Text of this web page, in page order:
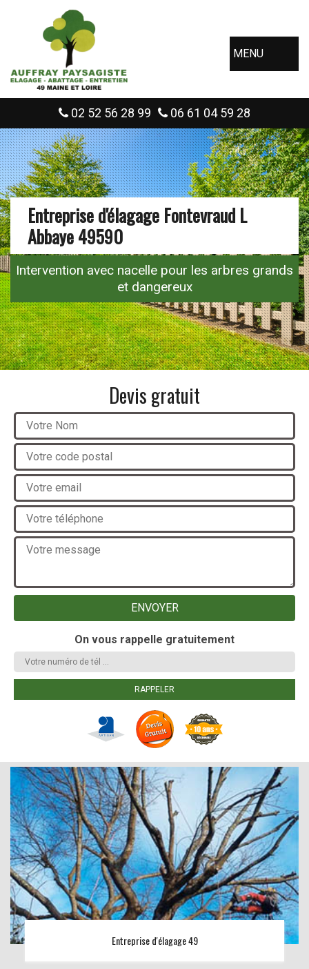
MENU
02 52 56 28 99 06 61 04 59 28
Entreprise d'élagage Fontevraud L
Abbaye 49590
Intervention avec nacelle pour les arbres grands
et dangereux
Devis gratuit
On vous rappelle gratuitement
Entreprise d'élagage 49